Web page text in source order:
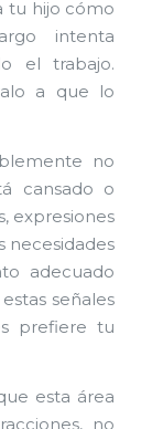
tu hijo cómo
intenta
el trabajo.
a que lo
no
cansado o
expresiones
necesidades
adecuado
señales
prefiere tu
esta área
no